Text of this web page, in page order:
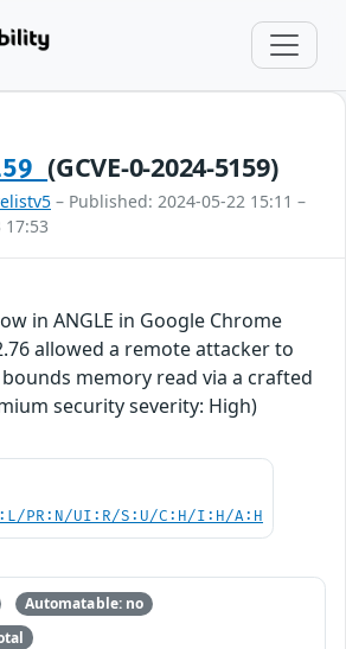
(GCVE-0-2024-5159)
– Published: 2024-05-22 15:11 –
in ANGLE in Google Chrome
allowed a remote attacker to
memory read via a crafted
security severity: High)
PR:N/UI:R/S:U/C:H/I:H/A:H
Automatable: no